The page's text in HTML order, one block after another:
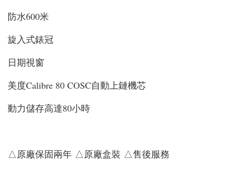
防水600米
旋入式錶冠
日期視窗
美度Calibre 80 COSC自動上鏈機芯
動力儲存高達80小時
△原廠保固兩年 △原廠盒裝 △售後服務